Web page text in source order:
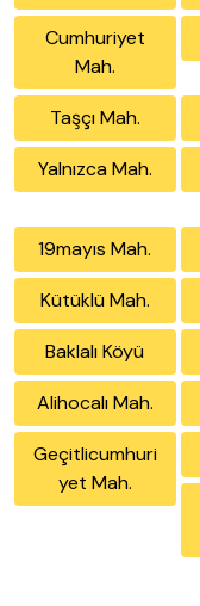
Cumhuriyet
Mah.
Taşçı Mah.
Yalnızca Mah.
19mayıs Mah.
Kütüklü Mah.
Baklalı Köyü
Alihocalı Mah.
Geçitlicumhuri
yet Mah.